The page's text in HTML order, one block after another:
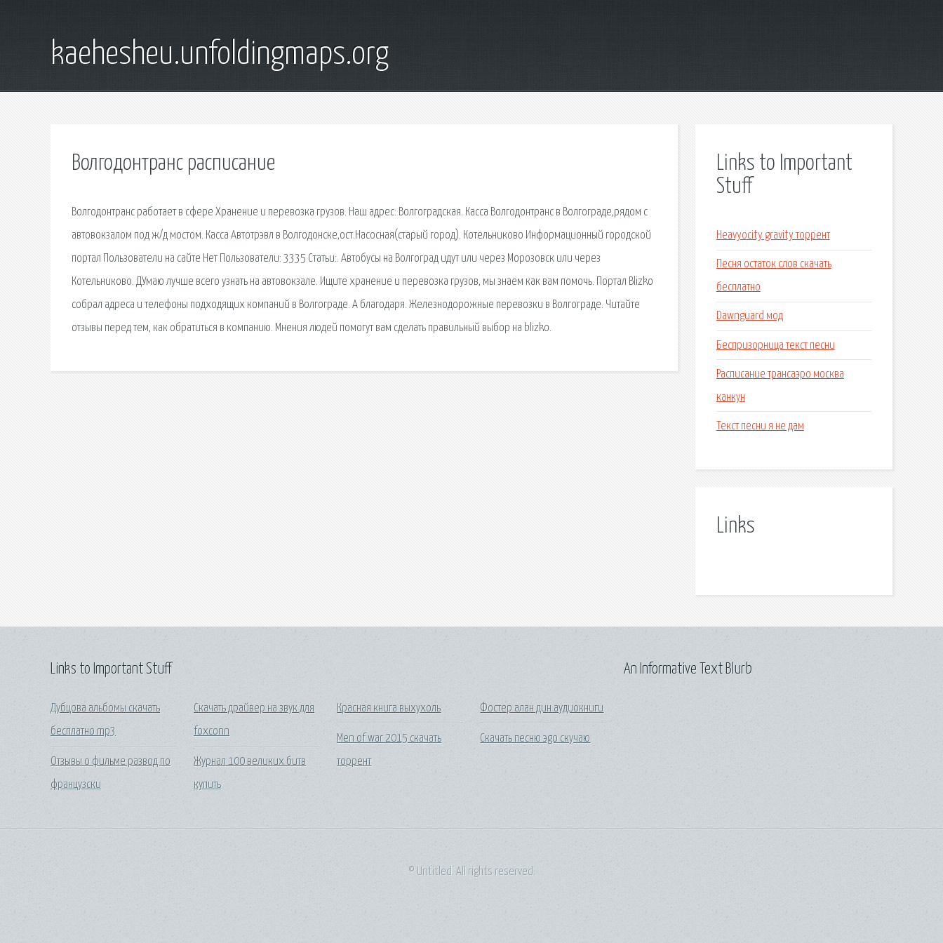
kaehesheu.unfoldingmaps.org
Волгодонтранс расписание
Волгодонтранс работает в сфере Хранение и перевозка грузов. Наш адрес: Волгоградская. Касса Волгодонтранс в Волгограде,рядом с
автовокзалом под ж/д мостом. Касса Автотрэвл в Волгодонске,ост.Насосная(старый город). Котельниково Информационный городской
портал Пользователи на сайте Нет Пользователи: 3335 Статьи:. Автобусы на Волгоград идут или через Морозовск или через
Котельниково. ДУмаю лучше всего узнать на автовокзале. Ищите хранение и перевозка грузов, мы знаем как вам помочь. Портал Blizko
собрал адреса и телефоны подходящих компаний в Волгограде. А благодаря. Железнодорожные перевозки в Волгограде. Читайте
отзывы перед тем, как обратиться в компанию. Мнения людей помогут вам сделать правильный выбор на blizko.
Links to Important
Stuff
Heavyocity gravity торрент
Песня остаток слов скачать
бесплатно
Dawnguard мод
Беспризорница текст песни
Расписание трансаэро москва
канкун
Текст песни я не дам
Links
Links to Important Stuff
Дубцова альбомы скачать
бесплатно mp3
Отзывы о фильме развод по
французски
Скачать драйвер на звук для
foxconn
Журнал 100 великих битв
купить
Красная книга выхухоль
Men of war 2015 скачать
торрент
Фостер алан дин аудиокниги
Скачать песню эgo скучаю
An Informative Text Blurb
© Untitled. All rights reserved.